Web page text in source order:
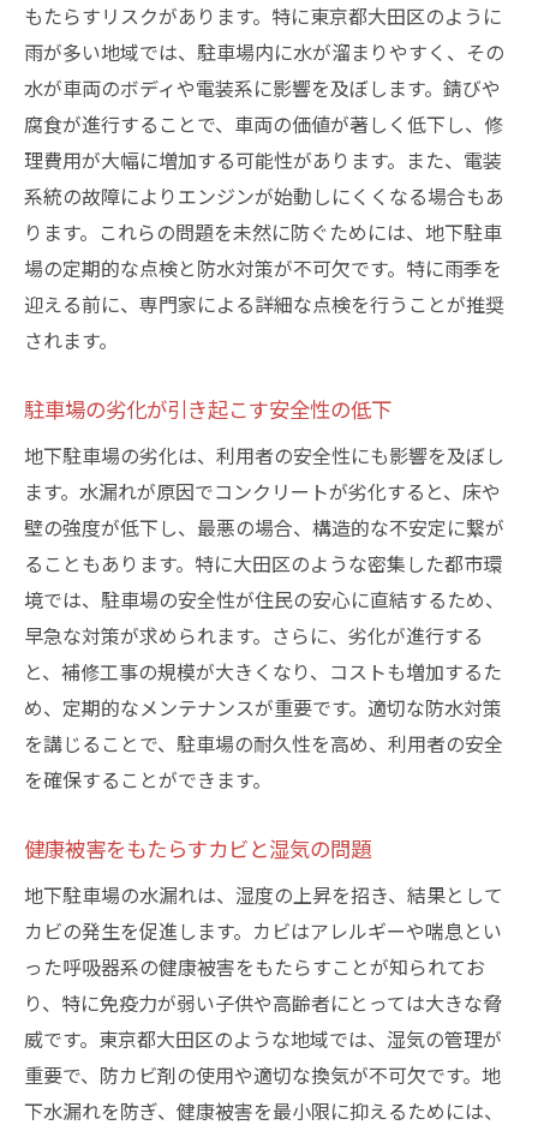
施工時の設計ミスや不備
降雨量の増加と排水設備の不備
近隣工事による振動の影響
配管からの漏水とその対策
水漏れ対策の第一歩: 大田区での実例から学ぶ
初期調査と診断の重要性
迅速な修理と補強策の実施
専門家による定期的な点検
コミュニティとの連携による迅速な対応
効果的な防水対策で地下駐車場の耐久性を向上
させる方法
最新の防水技術と材料の選定
シール剤とコーティングの活用
排水システムの強化と見直し
長期的なメンテナンス計画の作成
専門業者との協力による施工
コスト効率を考慮した防水対策
地下駐車場での水漏れを未然に防ぐための定期
定期点検の頻度とチェックリスト
点検で発見される予兆とその対応
点検結果を踏まえた改善策の実施
緊急事態への備えと対応計画
点検記録の保持と分析の重要性
地域特性を考慮した点検方法
材料選びが鍵! 大田区の防水施工で使用される最
もたらすリスクがあります。特に東京都大田区のように
雨が多い地域では、駐車場内に水が溜まりやすく、その
水が車両のボディや電装系に影響を及ぼします。錆びや
腐食が進行することで、車両の価値が著しく低下し、修
理費用が大幅に増加する可能性があります。また、電装
系統の故障によりエンジンが始動しにくくなる場合もあ
ります。これらの問題を未然に防ぐためには、地下駐車
場の定期的な点検と防水対策が不可欠です。特に雨季を
迎える前に、専門家による詳細な点検を行うことが推奨
されます。
駐車場の劣化が引き起こす安全性の低下
地下駐車場の劣化は、利用者の安全性にも影響を及ぼし
ます。水漏れが原因でコンクリートが劣化すると、床や
壁の強度が低下し、最悪の場合、構造的な不安定に繋が
ることもあります。特に大田区のような密集した都市環
境では、駐車場の安全性が住民の安心に直結するため、
早急な対策が求められます。さらに、劣化が進行する
と、補修工事の規模が大きくなり、コストも増加するた
め、定期的なメンテナンスが重要です。適切な防水対策
を講じることで、駐車場の耐久性を高め、利用者の安全
を確保することができます。
健康被害をもたらすカビと湿気の問題
地下駐車場の水漏れは、湿度の上昇を招き、結果として
カビの発生を促進します。カビはアレルギーや喘息とい
った呼吸器系の健康被害をもたらすことが知られてお
り、特に免疫力が弱い子供や高齢者にとっては大きな脅
威です。東京都大田区のような地域では、湿気の管理が
重要で、防カビ剤の使用や適切な換気が不可欠です。地
下水漏れを防ぎ、健康被害を最小限に抑えるためには、